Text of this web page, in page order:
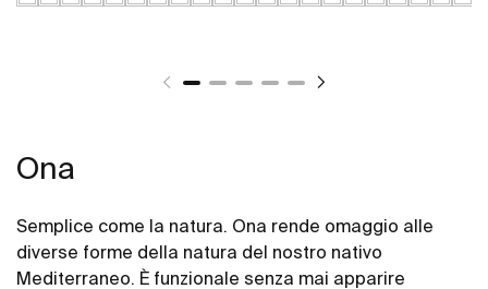
Ona
Semplice come la natura. Ona rende omaggio alle
diverse forme della natura del nostro nativo
Mediterraneo. È funzionale senza mai apparire